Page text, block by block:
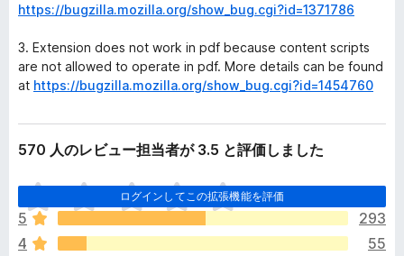
https://bugzilla.mozilla.org/show_bug.cgi?id=1371786
3. Extension does not work in pdf because content scripts
are not allowed to operate in pdf. More details can be found
at https://bugzilla.mozilla.org/show_bug.cgi?id=1454760
570 人のレビュー担当者が 3.5 と評価しました
ログインしてこの拡張機能を評価
ま
だ
評
価
5
293
4
55